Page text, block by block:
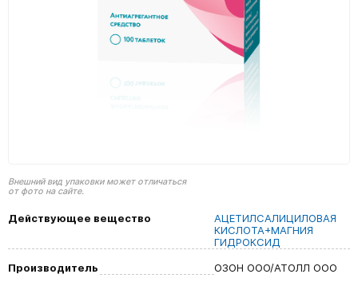
Внешний вид упаковки может отличаться
от фото на сайте.
Действующее вещество
АЦЕТИЛСАЛИЦИЛОВАЯ
КИСЛОТА+МАГНИЯ
ГИДРОКСИД
Производитель
ОЗОН ООО/АТОЛЛ ООО